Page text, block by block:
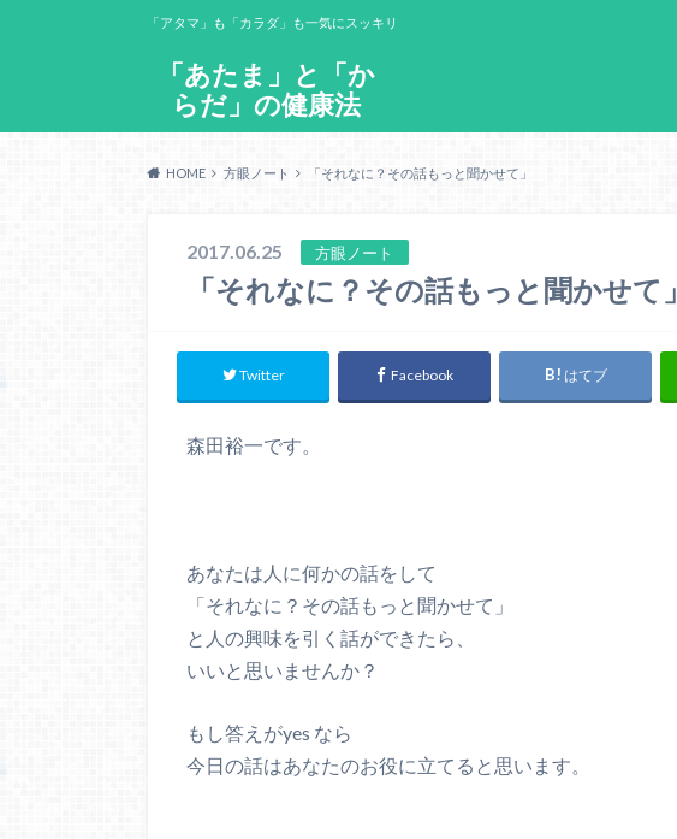
「あたま」と「か
らだ」の健康法
「アタマ」も「カラダ」も一気にスッキリ
HOME
方眼ノート 「それなに？その話もっと聞かせて」
2017.06.25 方眼ノート
「それなに？その話もっと聞かせて」
Twitter Facebook はてブ
森田裕一です。
あなたは人に何かの話をして
「それなに？その話もっと聞かせて」
と人の興味を引く話ができたら、
いいと思いませんか？
もし答えがyes なら
今日の話はあなたのお役に立てると思います。